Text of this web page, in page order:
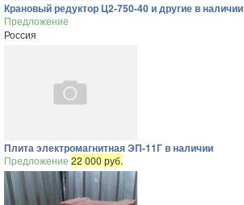
Крановый редуктор Ц2-750-40 и другие в наличии
Предложение
Россия
Плита электромагнитная ЭП-11Г в наличии
Предложение 22 000 руб.